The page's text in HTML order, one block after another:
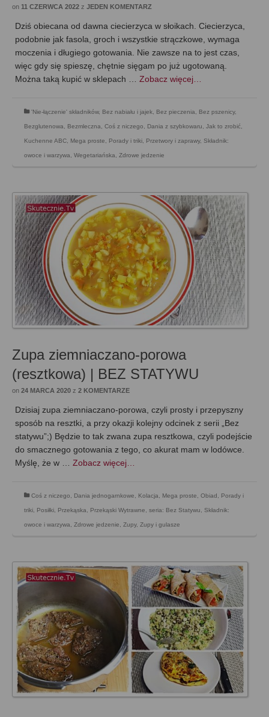
on 11 CZERWCA 2022 z JEDEN KOMENTARZ
Dziś obiecana od dawna ciecierzyca w słoikach. Ciecierzyca,
podobnie jak fasola, groch i wszystkie strączkowe, wymaga
moczenia i długiego gotowania. Nie zawsze na to jest czas,
więc gdy się spieszę, chętnie sięgam po już ugotowaną.
Można taką kupić w sklepach … Zobacz więcej…
'Nie-łączenie' składników, Bez nabiału i jajek, Bez pieczenia, Bez pszenicy,
Bezglutenowa, Bezmleczna, Coś z niczego, Dania z szybkowaru, Jak to zrobić,
Kuchenne ABC, Mega proste, Porady i triki, Przetwory i zaprawy, Składnik:
owoce i warzywa, Wegetariańska, Zdrowe jedzenie
Zupa ziemniaczano-porowa
(resztkowa) | BEZ STATYWU
on 24 MARCA 2020 z 2 KOMENTARZE
Dzisiaj zupa ziemniaczano-porowa, czyli prosty i przepyszny
sposób na resztki, a przy okazji kolejny odcinek z serii „Bez
statywu”;) Będzie to tak zwana zupa resztkowa, czyli podejście
do smacznego gotowania z tego, co akurat mam w lodówce.
Myślę, że w … Zobacz więcej…
Coś z niczego Dania jednogarnkowe Kolacja Mega proste Obiad Porady i
triki Posiłki Przekąska Przekąski Wytrawne seria: Bez Statywu Składnik:
owoce i warzywa Zdrowe jedzenie Zupy, Zupy i gulasze